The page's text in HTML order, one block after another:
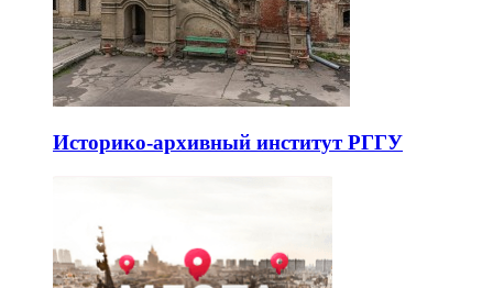
Историко-архивный институт РГГУ